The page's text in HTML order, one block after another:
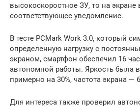
высокоскоростное ЗУ, то на экране
соответствующее уведомление.
В тесте PCMark Work 3.0, который
определенную нагрузку с
экраном, смартфон обеспечил 16
автономной работы. Яркость была
примерно на 30%, частота экрана —
Для интереса также проверил